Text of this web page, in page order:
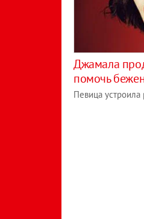
Джамала
помочь
Певица